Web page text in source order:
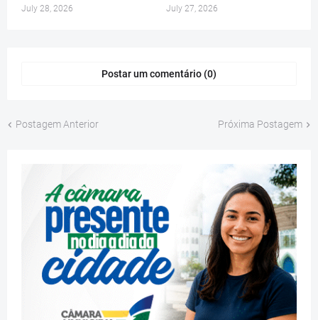
July 28, 2026 July 27, 2026
Postar um comentário (0)
Postagem Anterior Próxima Postagem